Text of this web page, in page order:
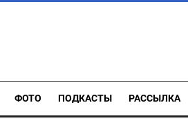
ФОТО ПОДКАСТЫ РАССЫЛКА